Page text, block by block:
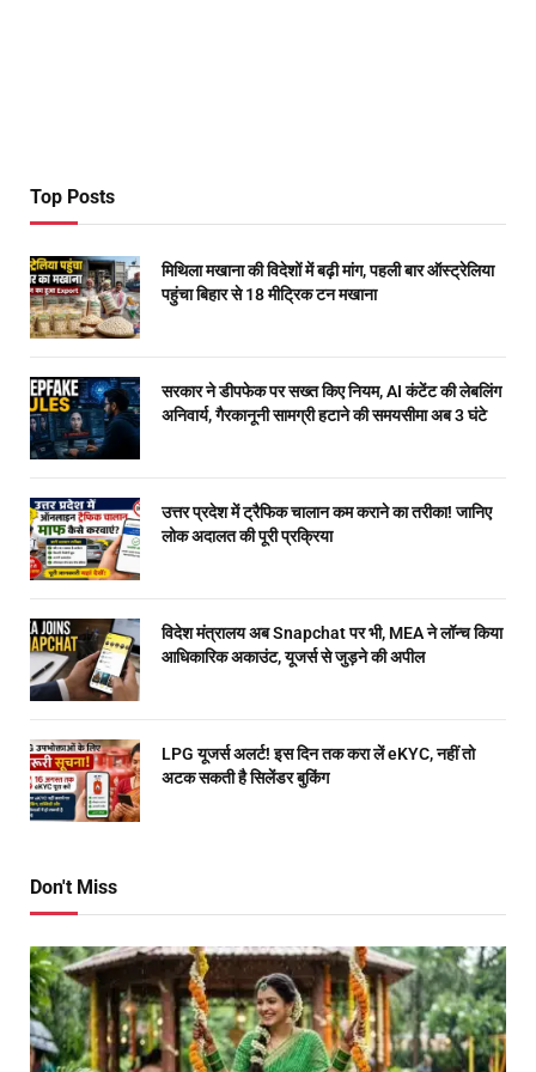
Top Posts
मिथिला मखाना की विदेशों में बढ़ी मांग, पहली बार ऑस्ट्रेलिया
पहुंचा बिहार से 18 मीट्रिक टन मखाना
सरकार ने डीपफेक पर सख्त किए नियम, AI कंटेंट की लेबलिंग
अनिवार्य, गैरकानूनी सामग्री हटाने की समयसीमा अब 3 घंटे
उत्तर प्रदेश में ट्रैफिक चालान कम कराने का तरीका! जानिए
लोक अदालत की पूरी प्रक्रिया
विदेश मंत्रालय अब Snapchat पर भी, MEA ने लॉन्च किया
आधिकारिक अकाउंट, यूजर्स से जुड़ने की अपील
LPG यूजर्स अलर्ट! इस दिन तक करा लें eKYC, नहीं तो
अटक सकती है सिलेंडर बुकिंग
Don't Miss